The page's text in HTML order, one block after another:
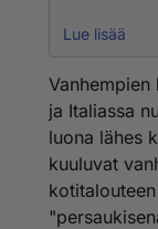
● Ranska 27
● Euroalue
● Irlanti 23
● Espanja
● Saksa 17
● Latvia 16
● Itävalta
● Kreikka 9
● Malta 257
● Belgia 97
● Kroatia 82
● Slovakia
● Viro 62
● Tshekki
● Liettua 59
● Kypros 55
Lue lisää
Vanhempien
ja Italiassa
luona lähes
kuuluvat